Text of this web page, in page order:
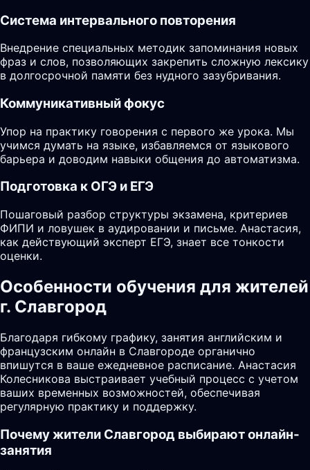
Система интервального повторения
Внедрение специальных методик запоминания новых
фраз и слов, позволяющих закрепить сложную лексику
в долгосрочной памяти без нудного зазубривания.
Коммуникативный фокус
Упор на практику говорения с первого же урока. Мы
учимся думать на языке, избавляемся от языкового
барьера и доводим навыки общения до автоматизма.
Подготовка к ОГЭ и ЕГЭ
Пошаговый разбор структуры экзамена, критериев
ФИПИ и ловушек в аудировании и письме. Анастасия,
как действующий эксперт ЕГЭ, знает все тонкости
оценки.
Особенности обучения для жителей
г. Славгород
Благодаря гибкому графику, занятия английским и
французским онлайн в Славгороде органично
впишутся в ваше ежедневное расписание. Анастасия
Колесникова выстраивает учебный процесс с учетом
ваших временных возможностей, обеспечивая
регулярную практику и поддержку.
Почему жители Славгород выбирают онлайн-
занятия